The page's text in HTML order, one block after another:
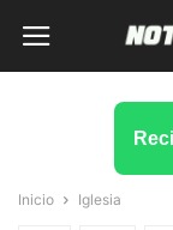
Inicio Iglesia